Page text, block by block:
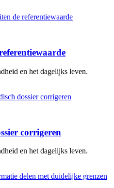
en het dagelijks leven.
corrigeren
en het dagelijks leven.